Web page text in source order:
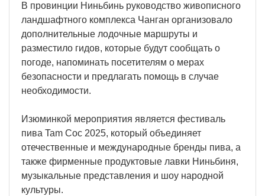
В провинции Ниньбинь руководство живописного
ландшафтного комплекса Чанган организовало
дополнительные лодочные маршруты и
разместило гидов, которые будут сообщать о
погоде, напоминать посетителям о мерах
безопасности и предлагать помощь в случае
необходимости.
Изюминкой мероприятия является фестиваль
пива Tam Coc 2025, который объединяет
отечественные и международные бренды пива, а
также фирменные продуктовые лавки Ниньбиня,
музыкальные представления и шоу народной
культуры.